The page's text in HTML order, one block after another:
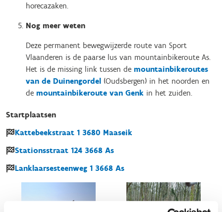
horecazaken.
Nog meer weten
Deze permanent bewegwijzerde route van Sport
Vlaanderen is de paarse lus van mountainbikeroute As.
Het is de missing link tussen de mountainbikeroutes
van de Duinengordel (Oudsbergen) in het noorden en
de mountainbikeroute van Genk in het zuiden.
Startplaatsen
Kattebeekstraat 1 3680 Maaseik
Stationsstraat 124 3668 As
Lanklaarsesteenweg 1 3668 As